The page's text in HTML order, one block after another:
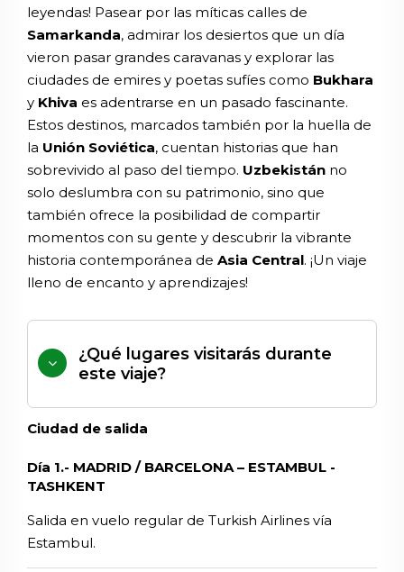
leyendas! Pasear por las míticas calles de
Samarkanda, admirar los desiertos que un día
vieron pasar grandes caravanas y explorar las
ciudades de emires y poetas sufíes como Bukhara
y Khiva es adentrarse en un pasado fascinante.
Estos destinos, marcados también por la huella de
la Unión Soviética, cuentan historias que han
sobrevivido al paso del tiempo. Uzbekistán no
solo deslumbra con su patrimonio, sino que
también ofrece la posibilidad de compartir
momentos con su gente y descubrir la vibrante
historia contemporánea de Asia Central. ¡Un viaje
lleno de encanto y aprendizajes!
¿Qué lugares visitarás durante
este viaje?
Ciudad de salida
Día 1.- MADRID / BARCELONA – ESTAMBUL -
TASHKENT
Salida en vuelo regular de Turkish Airlines vía
Estambul.